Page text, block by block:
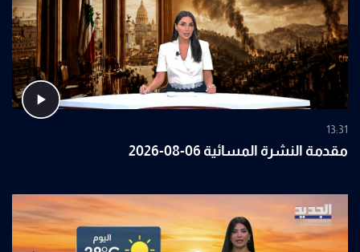
13:31
مقدمة النشرة المسائية 06-08-2026